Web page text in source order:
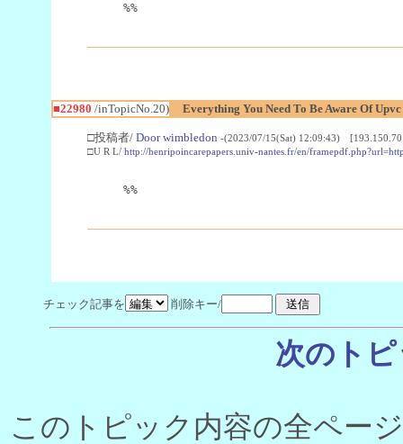
%%
■22980 /inTopicNo.20) Everything You Need To Be Aware Of
□投稿者/ Door wimbledon -(2023/07/15(Sat) 12:09:43)
□U R L/ http://henripoincarepapers.univ-nantes.fr/en/
%%
チェック記事を 削除キー/
次のト
このトピック内容の全ペー